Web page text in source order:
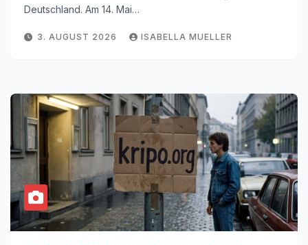
Deutschland. Am 14. Mai…
3. AUGUST 2026 ISABELLA MUELLER